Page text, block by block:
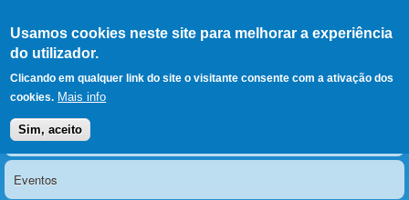
Usamos cookies neste site para melhorar a experiência
do utilizador.
Clicando em qualquer link do site o visitante consente com a ativação dos
cookies. Mais info
Sim, aceito
LERPARAVER , ir para a
página principal
O portal da visão diferente
Menu principal
Notícias
Eventos